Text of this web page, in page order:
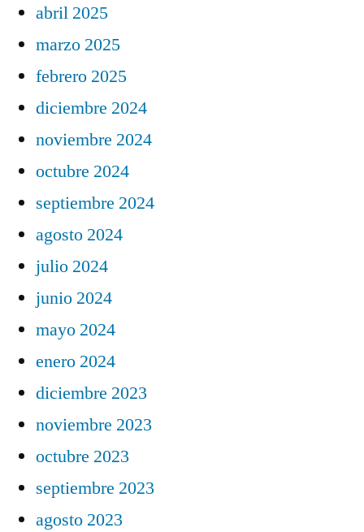
abril 2025
marzo 2025
febrero 2025
diciembre 2024
noviembre 2024
octubre 2024
septiembre 2024
agosto 2024
julio 2024
junio 2024
mayo 2024
enero 2024
diciembre 2023
noviembre 2023
octubre 2023
septiembre 2023
agosto 2023